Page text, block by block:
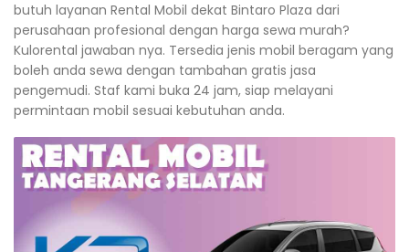
butuh layanan Rental Mobil dekat Bintaro Plaza dari
perusahaan profesional dengan harga sewa murah?
Kulorental jawaban nya. Tersedia jenis mobil beragam yang
boleh anda sewa dengan tambahan gratis jasa
pengemudi. Staf kami buka 24 jam, siap melayani
permintaan mobil sesuai kebutuhan anda.